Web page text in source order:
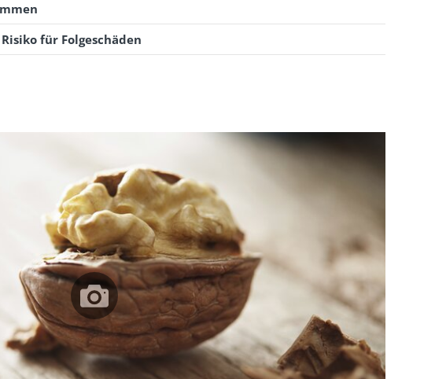
für Folgeschäden